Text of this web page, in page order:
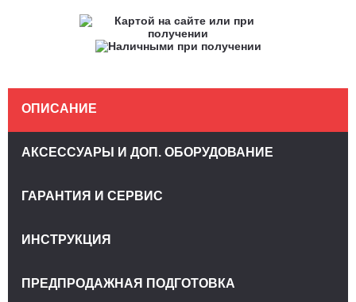
ОПИСАНИЕ
АКСЕССУАРЫ И ДОП. ОБОРУДОВАНИЕ
ГАРАНТИЯ И СЕРВИС
ИНСТРУКЦИЯ
ПРЕДПРОДАЖНАЯ ПОДГОТОВКА